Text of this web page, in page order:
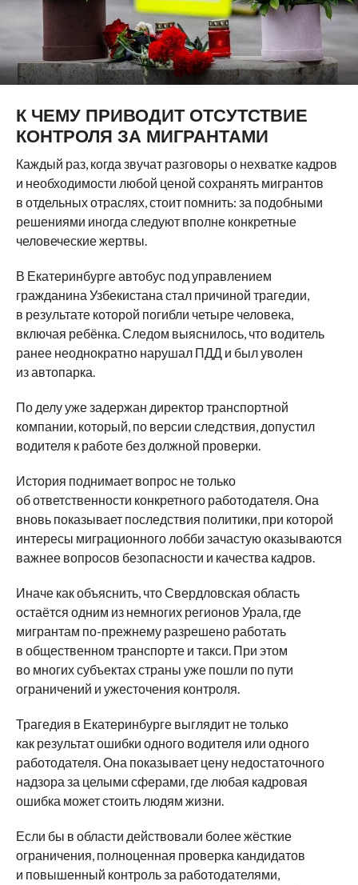
К ЧЕМУ ПРИВОДИТ ОТСУТСТВИЕ
КОНТРОЛЯ ЗА МИГРАНТАМИ
Каждый раз, когда звучат разговоры о нехватке кадров
и необходимости любой ценой сохранять мигрантов
в отдельных отраслях, стоит помнить: за подобными
решениями иногда следуют вполне конкретные
человеческие жертвы.
В Екатеринбурге автобус под управлением
гражданина Узбекистана стал причиной трагедии,
в результате которой погибли четыре человека,
включая ребёнка. Следом выяснилось, что водитель
ранее неоднократно нарушал ПДД и был уволен
из автопарка.
По делу уже задержан директор транспортной
компании, который, по версии следствия, допустил
водителя к работе без должной проверки.
История поднимает вопрос не только
об ответственности конкретного работодателя. Она
вновь показывает последствия политики, при которой
интересы миграционного лобби зачастую оказываются
важнее вопросов безопасности и качества кадров.
Иначе как объяснить, что Свердловская область
остаётся одним из немногих регионов Урала, где
мигрантам по-прежнему разрешено работать
в общественном транспорте и такси. При этом
во многих субъектах страны уже пошли по пути
ограничений и ужесточения контроля.
Трагедия в Екатеринбурге выглядит не только
как результат ошибки одного водителя или одного
работодателя. Она показывает цену недостаточного
надзора за целыми сферами, где любая кадровая
ошибка может стоить людям жизни.
Если бы в области действовали более жёсткие
ограничения, полноценная проверка кандидатов
и повышенный контроль за работодателями,